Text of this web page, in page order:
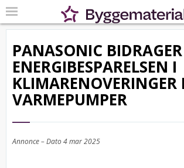
PANASONIC
ENERGIBESPARELSEN I
KLIMARENOVERINGER
VARMEPUMPER
Annonce – Dato4 mar 2025